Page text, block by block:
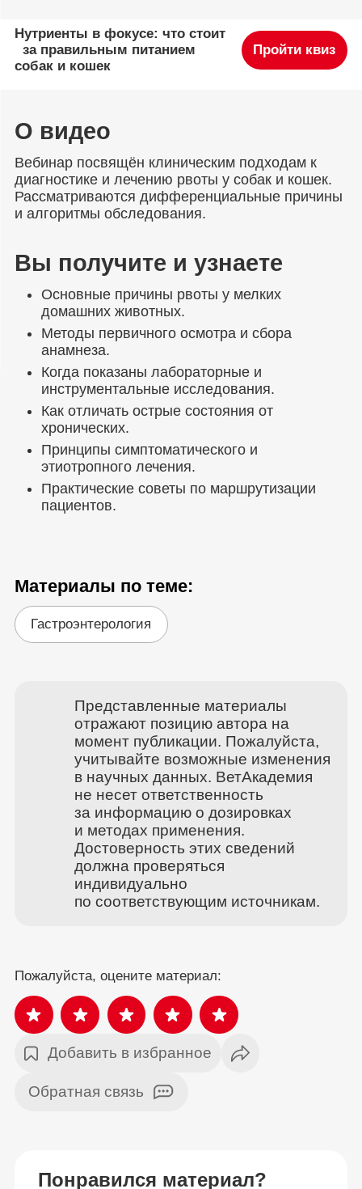
Нутриенты в фокусе: что стоит
за правильным питанием
собак и кошек
Пройти квиз
О видео
Вебинар посвящён клиническим подходам к
диагностике и лечению рвоты у собак и кошек.
Рассматриваются дифференциальные причины
и алгоритмы обследования.
Вы получите и узнаете
Основные причины рвоты у мелких
домашних животных.
Методы первичного осмотра и сбора
анамнеза.
Когда показаны лабораторные и
инструментальные исследования.
Как отличать острые состояния от
хронических.
Принципы симптоматического и
этиотропного лечения.
Практические советы по маршрутизации
пациентов.
Материалы по теме:
Гастроэнтерология
Представленные материалы
отражают позицию автора на
момент публикации. Пожалуйста,
учитывайте возможные изменения
в научных данных. ВетАкадемия
не несет ответственность
за информацию о дозировках
и методах применения.
Достоверность этих сведений
должна проверяться
индивидуально
по соответствующим источникам.
Пожалуйста, оцените материал:
Добавить в избранное
Обратная связь
Понравился материал?